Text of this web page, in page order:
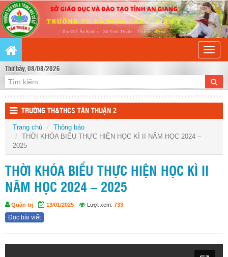
Toggle
Thứ bảy, 08/08/2026
TRƯỜNG TH&THCS TÂN THUẬN 2
Trang chủ
Thông báo
THỜI KHÓA BIỂU THỰC HIỆN HỌC KÌ II NĂM HỌC 2024 –
2025
THỜI KHÓA BIỂU THỰC HIỆN HỌC KÌ II
NĂM HỌC 2024 – 2025
Quản trị 13/01/2025 Lượt xem: 733
Đọc bài viết